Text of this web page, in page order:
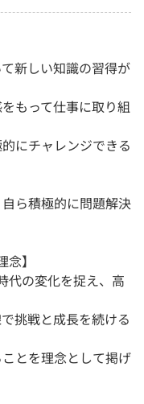
新しい知識の習得が
もって仕事に取り組
にチャレンジできる
ら積極的に問題解決
】
代の変化を捉え、高
挑戦と成長を続ける
とを理念として掲げ